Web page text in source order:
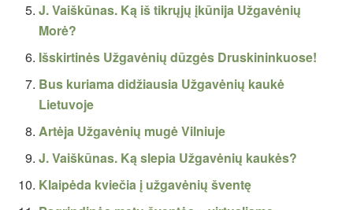
J. Vaiškūnas. Ką iš tikrųjų įkūnija Užgavėnių
Morė?
Išskirtinės Užgavėnių dūzgės Druskininkuose!
Bus kuriama didžiausia Užgavėnių kaukė
Lietuvoje
Artėja Užgavėnių mugė Vilniuje
J. Vaiškūnas. Ką slepia Užgavėnių kaukės?
Klaipėda kviečia į užgavėnių šventę